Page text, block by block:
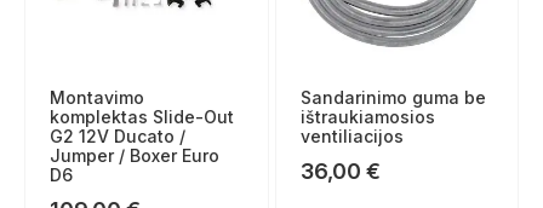
Montavimo
komplektas Slide-Out
G2 12V Ducato /
Jumper / Boxer Euro
D6
Sandarinimo guma be
ištraukiamosios
ventiliacijos
36,00 €